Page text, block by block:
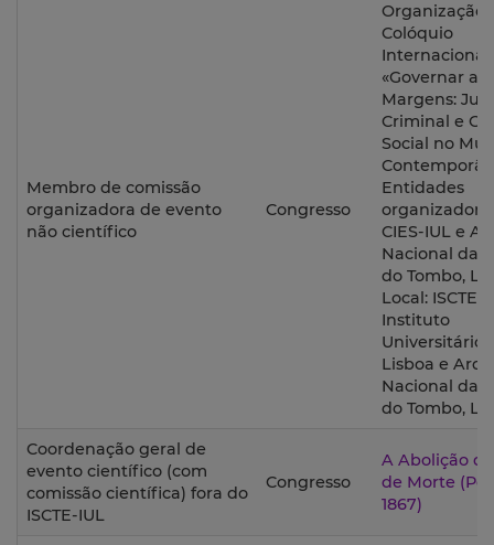
Membro de comissão
organizadora de evento
não científico
Congresso
Organização
Colóquio
Internacional
«Governar as
Margens:
Criminal e
Social no
Entidades
CIES-IUL e
Nacional da
do Tombo,
Local: ISCTE –
Instituto
Universitário
Lisboa e
Nacional da
do Tombo,
Coordenação geral de
evento científico (com
comissão científica) fora do
ISCTE-IUL
Congresso
A Abolição
de Morte
1867)